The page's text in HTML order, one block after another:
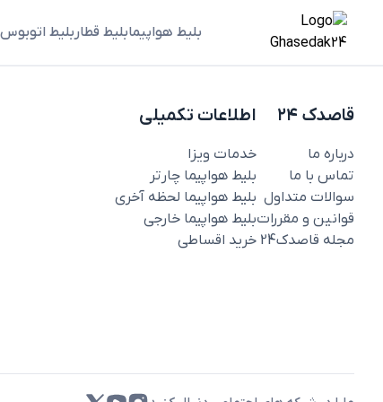
بلیط هواپیمابلیط قطار بلیط اتوبوس
قاصدک ۲۴
درباره ما
تماس با ما
سوالات متداول
قوانین و مقررات
مجله قاصدک‌24
اطلاعات تکمیلی
خدمات ویزا
بلیط هواپیما چارتر
بلیط هواپیما لحظه آخری
بلیط هواپیما خارجی
خرید اقساطی